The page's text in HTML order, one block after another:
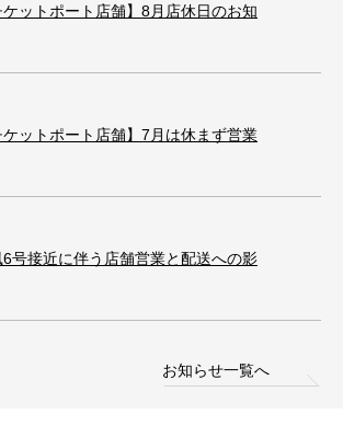
ケットポート店舗】8月店休日のお知
ケットポート店舗】7月は休まず営業
6号接近に伴う店舗営業と配送への影
お知らせ一覧へ